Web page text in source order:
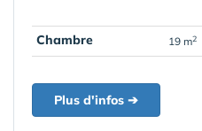
Chambre 19 m2
Plus d'infos ➔